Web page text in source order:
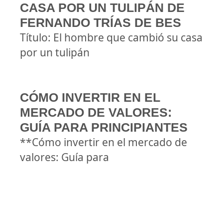
CASA POR UN TULIPÁN DE
FERNANDO TRÍAS DE BES
Título: El hombre que cambió su casa
por un tulipán
CÓMO INVERTIR EN EL
MERCADO DE VALORES:
GUÍA PARA PRINCIPIANTES
**Cómo invertir en el mercado de
valores: Guía para